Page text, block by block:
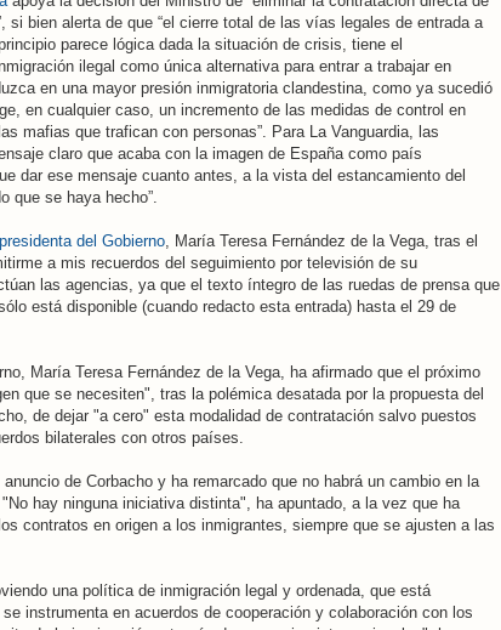
si bien alerta de que “el cierre total de las vías legales de entrada a
parece lógica dada la situación de crisis, tiene el
ilegal como única alternativa para entrar a trabajar en
en una mayor presión inmigratoria clandestina, como ya sucedió
en cualquier caso, un incremento de las medidas de control en
mafias que trafican con personas”. Para La Vanguardia, las
claro que acaba con la imagen de España como país
dar ese mensaje cuanto antes, a la vista del estancamiento del
que se haya hecho”.
del Gobierno , María Teresa Fernández de la Vega, tras el
a mis recuerdos del seguimiento por televisión de su
las agencias, ya que el texto íntegro de las ruedas de prensa que
está disponible (cuando redacto esta entrada) hasta el 29 de
María Teresa Fernández de la Vega, ha afirmado que el próximo
que se necesiten", tras la polémica desatada por la propuesta del
de dejar "a cero" esta modalidad de contratación salvo puestos
bilaterales con otros países.
de Corbacho y ha remarcado que no habrá un cambio en la
hay ninguna iniciativa distinta", ha apuntado, a la vez que ha
contratos en origen a los inmigrantes, siempre que se ajusten a las
una política de inmigración legal y ordenada, que está
instrumenta en acuerdos de cooperación y colaboración con los